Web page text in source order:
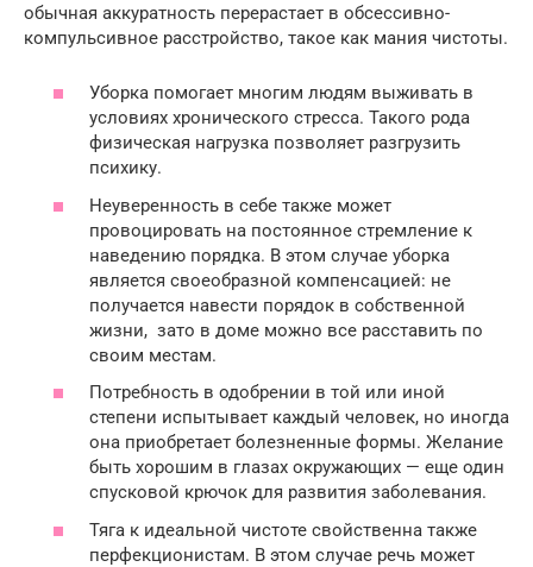
обычная аккуратность перерастает в обсессивно-
компульсивное расстройство, такое как мания чистоты.
Уборка помогает многим людям выживать в
условиях хронического стресса. Такого рода
физическая нагрузка позволяет разгрузить
психику.
Неуверенность в себе также может
провоцировать на постоянное стремление к
наведению порядка. В этом случае уборка
является своеобразной компенсацией: не
получается навести порядок в собственной
жизни, зато в доме можно все расставить по
своим местам.
Потребность в одобрении в той или иной
степени испытывает каждый человек, но иногда
она приобретает болезненные формы. Желание
быть хорошим в глазах окружающих — еще один
спусковой крючок для развития заболевания.
Тяга к идеальной чистоте свойственна также
перфекционистам. В этом случае речь может